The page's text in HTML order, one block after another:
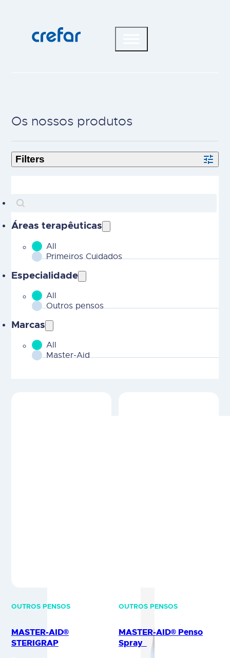
Os nossos produtos
Search
Search content
Áreas terapêuticas
MOBILE - Parent Areas Terapeuticas-2
All
Primeiros Cuidados
Especialidade
MOBILE - CHILD Areas Terapeuticas-2
All
Outros pensos
Marcas
MOBILE - Marcas-2
All
Master-Aid
OUTROS PENSOS
MASTER-AID®
STERIGRAP
OUTROS PENSOS
MASTER-AID® Penso
Spray